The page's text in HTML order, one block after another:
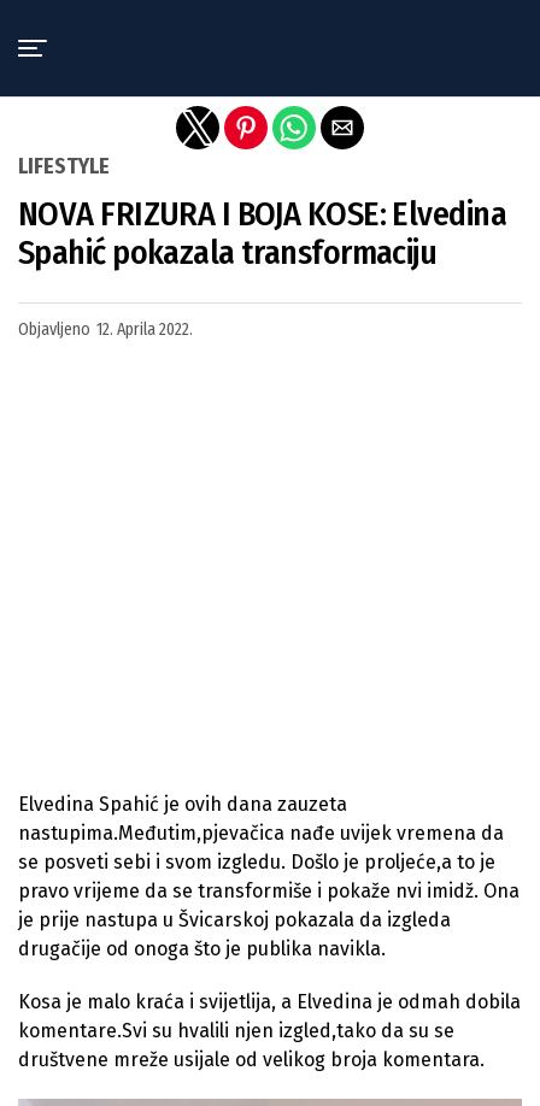
LIFESTYLE
NOVA FRIZURA I BOJA KOSE: Elvedina
Spahić pokazala transformaciju
Objavljeno 12. Aprila 2022.
Elvedina Spahić je ovih dana zauzeta
nastupima.Međutim,pjevačica nađe uvijek vremena da
se posveti sebi i svom izgledu. Došlo je proljeće,a to je
pravo vrijeme da se transformiše i pokaže nvi imidž. Ona
je prije nastupa u Švicarskoj pokazala da izgleda
drugačije od onoga što je publika navikla.
Kosa je malo kraća i svijetlija, a Elvedina je odmah dobila
komentare.Svi su hvalili njen izgled,tako da su se
društvene mreže usijale od velikog broja komentara.